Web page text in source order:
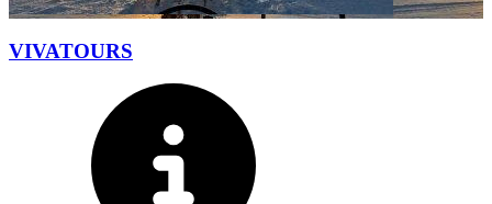
VIVATOURS